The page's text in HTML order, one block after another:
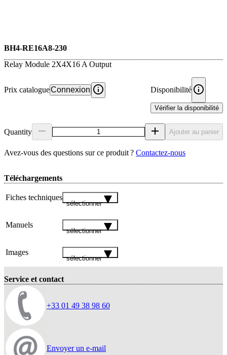
BH4-RE16A8-230
Relay Module 2X4X16 A Output
Prix catalogueConnexion Disponibilité
Vérifier la disponibilité
Quantity Ajouter au panier
Avez‑vous des questions sur ce produit ? Contactez‑nous
Téléchargements
Fiches techniques
sélectionner
Manuels
sélectionner
Images
sélectionner
Service et contact
+33 01 49 38 98 60
Envoyer un e-mail